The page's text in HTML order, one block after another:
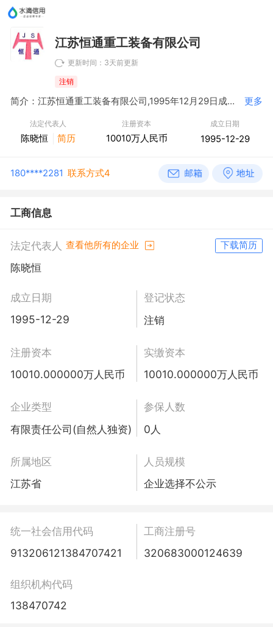
江苏恒通重工装备有限公司
更新时间：3天前更新
注销
简介：江苏恒通重工装备有限公司,1995年12月29日成立，经营范围包括船舶制造、修理；普通货物仓储服务；金属材料、建材销售；钢结构件制造、安装；自营和代理各类商品及技术的进出口业务（国家限定企业经营或禁止进出口的商品及技术除外）。（依法须经批准的项目，经相关部门批准后方可开展经营活动） 更多
法定代表人
陈晓恒 简历
注册资本
10010万人民币
成立日期
1995-12-29
180****2281 联系方式4
工商信息
法定代表人 查看他所有的企业 下载简历
陈晓恒
成立日期
1995-12-29
登记状态
注销
注册资本
10010.000000万人民币
实缴资本
10010.000000万人民币
企业类型
有限责任公司(自然人独资)
参保人数
0人
所属地区
江苏省
人员规模
企业选择不公示
统一社会信用代码
913206121384707421
工商注册号
320683000124639
组织机构代码
138470742